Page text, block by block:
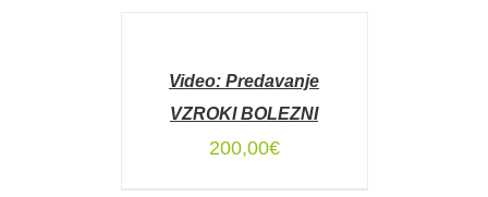
DETAILS
Video: Predavanje
VZROKI BOLEZNI
200,00€